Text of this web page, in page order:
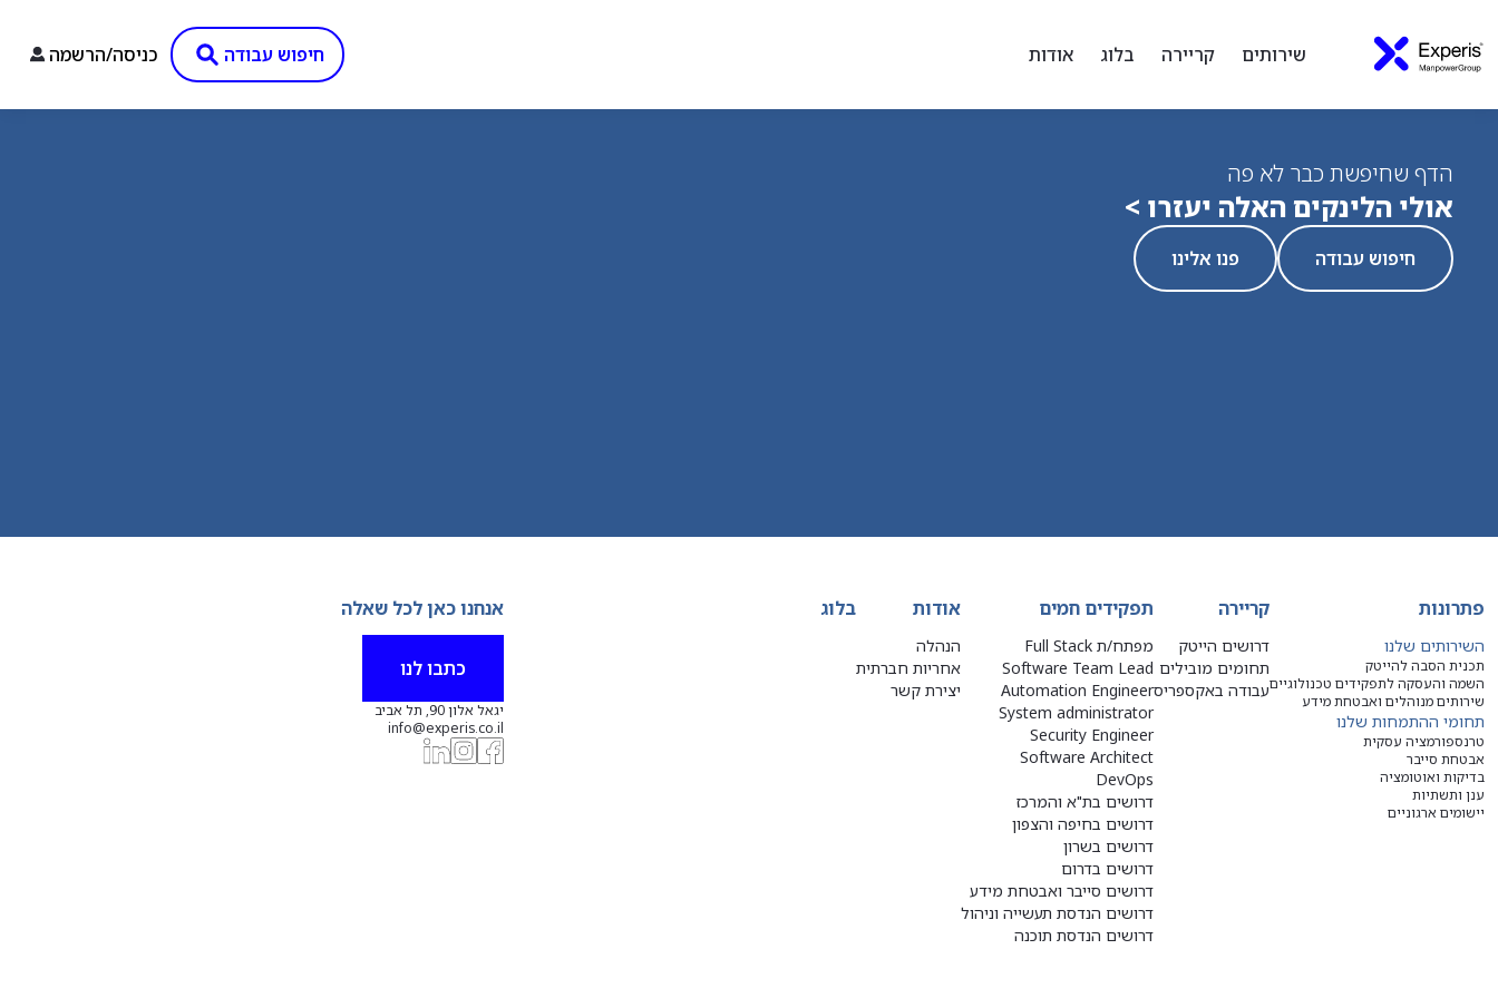
שירותים קריירה בלוג אודות חיפוש עבודה כניסה/הרשמה
הדף שחיפשת כבר לא פה
אולי הלינקים האלה יעזרו >
חיפוש עבודה פנו אלינו
פתרונות
השירותים שלנו
תכנית הסבה להייטק
השמה והעסקה לתפקידים טכנולוגיים
שירותים מנוהלים ואבטחת מידע
תחומי ההתמחות שלנו
טרנספורמציה עסקית
אבטחת סייבר
בדיקות ואוטומציה
ענן ותשתיות
יישומים ארגוניים
קריירה
דרושים הייטק
תחומים מובילים
עבודה באקספריס
תפקידים חמים
מפתח/ת Full Stack
Software Team Lead
Automation Engineer
System administrator
Security Engineer
Software Architect
DevOps
דרושים בת"א והמרכז
דרושים בחיפה והצפון
דרושים בשרון
דרושים בדרום
דרושים סייבר ואבטחת מידע
דרושים הנדסת תעשייה וניהול
דרושים הנדסת תוכנה
אודות
הנהלה
אחריות חברתית
יצירת קשר
בלוג אנחנו כאן לכל שאלה
כתבו לנו
יגאל אלון 90, תל אביב
info@experis.co.il